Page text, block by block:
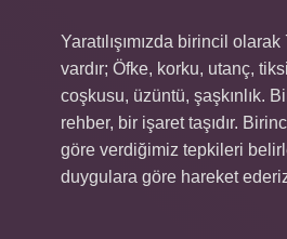
Yaratılışımızda birincil
vardır; Öfke, korku, utanç,
coşkusu, üzüntü, şaşkınlık.
rehber, bir işaret taşıdır.
göre verdiğimiz tepkileri
duygulara göre hareket